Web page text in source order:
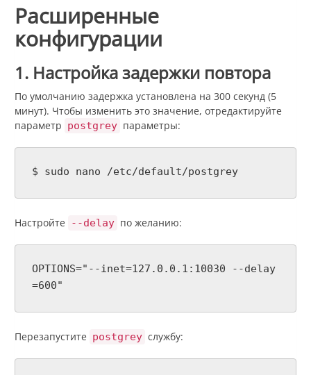
Расширенные
конфигурации
1. Настройка задержки повтора
По умолчанию задержка установлена на 300 секунд (5
минут). Чтобы изменить это значение, отредактируйте
параметр postgrey параметры:
$ sudo nano /etc/default/postgrey
Настройте --delay по желанию:
OPTIONS="--inet=127.0.0.1:10030 --delay
=600"
Перезапустите postgrey службу: